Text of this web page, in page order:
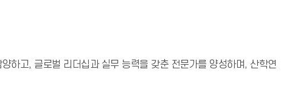
하고, 글로벌 리더십과 실무 능력을 갖춘 전문가를 양성하며, 산학연